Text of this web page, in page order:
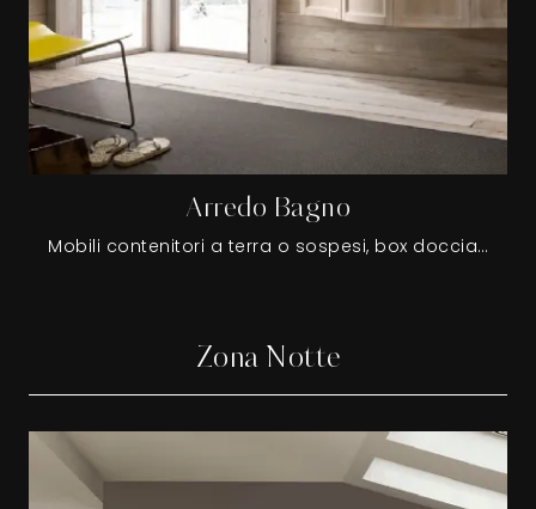
Arredo Bagno
Mobili contenitori a terra o sospesi, box doccia, vasche da bagno, wc e bidet, accessori bagno rientrano nella ricca linea di Arredo Bagno di grande qualità che proponiamo nel nostro showroom.
Zona Notte